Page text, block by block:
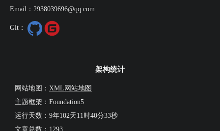
Email：2938039696@qq.com
Git：
架构统计
网站地图： XML网站地图
主题框架：Foundation5
运行天数： 9年102天11时40分34秒
文章总数：1293